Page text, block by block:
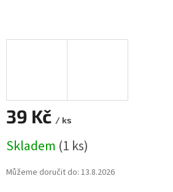
39 Kč / ks
cena:
Skladem (1 ks)
Můžeme doručit do: 13.8.2026